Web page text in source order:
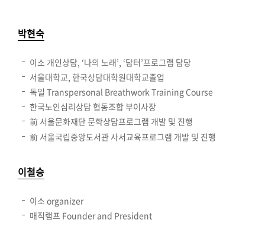
박현숙
이소 개인상담, ‘나의 노래’, ‘담터’프로그램 담당
서울대학교, 한국상담대학원대학교졸업
독일 Transpersonal Breathwork Training Course
한국노인심리상담 협동조합 부이사장
前 서울문화재단 문학상담프로그램 개발 및 진행
前 서울국립중앙도서관 사서교육프로그램 개발 및 진행
이철승
이소 organizer
매직램프 Founder and President